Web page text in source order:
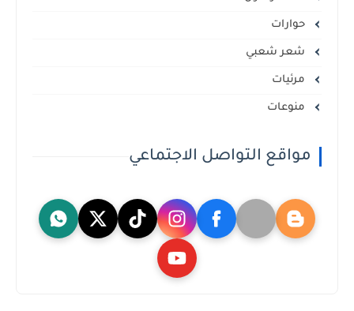
حوارات
شعر شعبي
مرئيات
منوعات
مواقع التواصل الاجتماعي